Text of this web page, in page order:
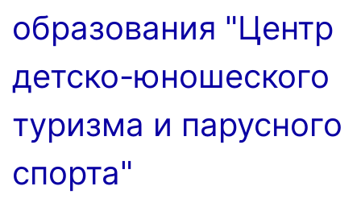
образования "Центр
детско-юношеского
туризма и парусного
спорта"